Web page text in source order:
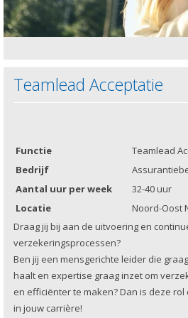
Teamlead Acceptatie
Functie
Teamlead
Bedrijf
Aantal uur per week
32-40 uur
Locatie
Noord-Oost
Draag jij bij aan de uitvoering en
verzekeringsprocessen?
Ben jij een mensgerichte leider die
haalt en expertise graag inzet om
en efficiënter te maken? Dan is deze
in jouw carrière!